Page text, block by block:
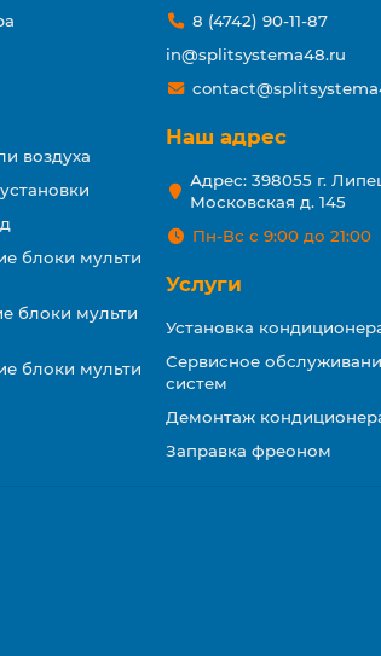
воздуха
блоки мульти
блоки мульти
блоки мульти
8 (4742) 90-11-87
in@splitsystema48.ru
Наш адрес
Адрес: 398055 г.
Московская д. 145
Пн-Вс с 9:00 до 21:00
Услуги
Установка
Сервисное
систем
Демонтаж
Заправка фреоном